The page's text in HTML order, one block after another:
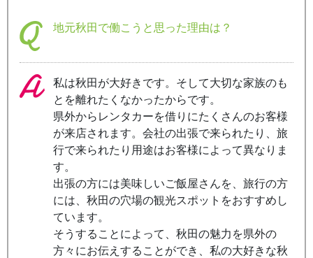
地元秋田で働こうと思った理由は？
私は秋田が大好きです。そして大切な家族のも
とを離れたくなかったからです。
県外からレンタカーを借りにたくさんのお客様
が来店されます。会社の出張で来られたり、旅
行で来られたり用途はお客様によって異なりま
す。
出張の方には美味しいご飯屋さんを、旅行の方
には、秋田の穴場の観光スポットをおすすめし
ています。
そうすることによって、秋田の魅力を県外の
方々にお伝えすることができ、私の大好きな秋